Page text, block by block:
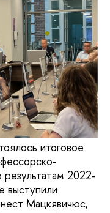
итоговое
результатам 2022-
выступили
Мацкявичюс,